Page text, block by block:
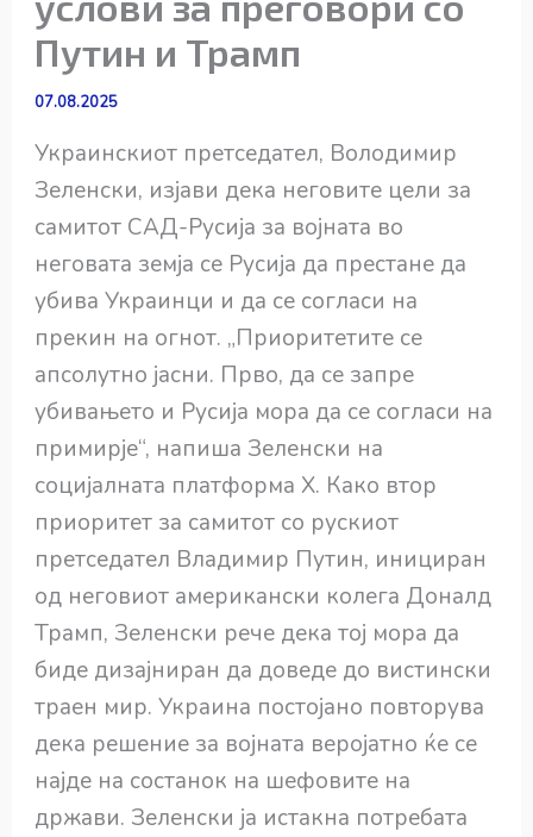
Путин и Трамп
07.08.2025
Украинскиот претседател, Володимир
Зеленски, изјави дека неговите цели за
самитот САД-Русија за војната во
неговата земја се Русија да престане да
убива Украинци и да се согласи на
прекин на огнот. „Приоритетите се
апсолутно јасни. Прво, да се запре
убивањето и Русија мора да се согласи на
примирје“, напиша Зеленски на
социјалната платформа X. Како втор
приоритет за самитот со рускиот
претседател Владимир Путин, инициран
од неговиот американски колега Доналд
Трамп, Зеленски рече дека тој мора да
биде дизајниран да доведе до вистински
траен мир. Украина постојано повторува
дека решение за војната веројатно ќе се
најде на состанок на шефовите на
држави. Зеленски ја истакна потребата